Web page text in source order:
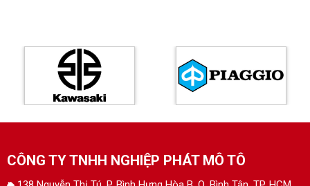
CÔNG TY TNHH NGHIỆP PHÁT MÔ TÔ